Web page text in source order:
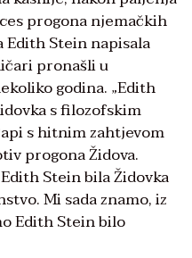
progona njemačkih
Edith Stein napisala
pronašli u
godina. „Edith
s filozofskim
s hitnim zahtjevom
progona Židova.
Stein bila Židovka
Mi sada znamo, iz
Edith Stein bilo